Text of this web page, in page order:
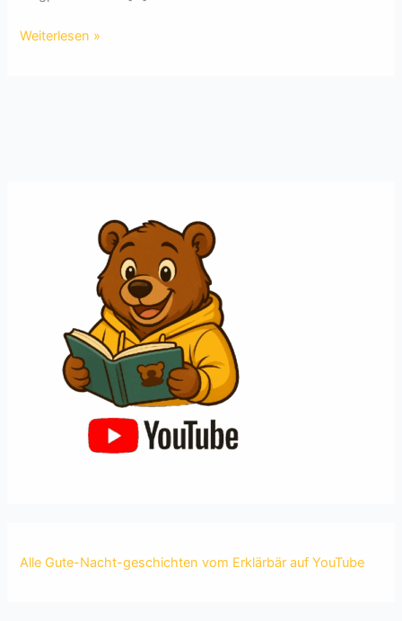
Klimawandel
Weiterlesen »
Alle Gute-Nacht-geschichten vom Erklärbär auf YouTube